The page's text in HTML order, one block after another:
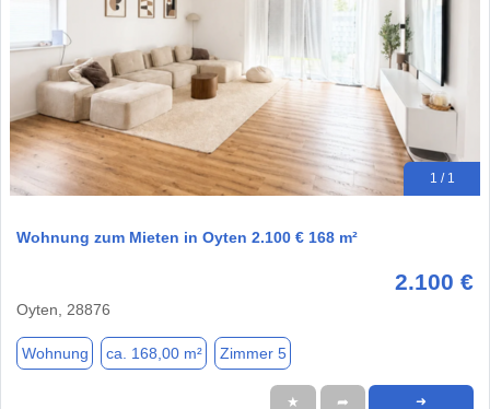
1 / 1
Wohnung zum Mieten in Oyten 2.100 € 168 m²
2.100 €
Oyten, 28876
Wohnung ca. 168,00 m² Zimmer 5
★ ➦ ➜